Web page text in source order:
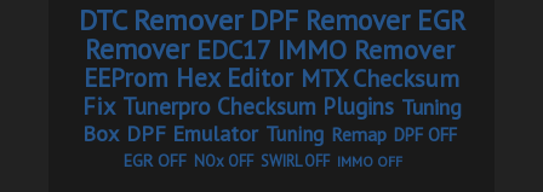
DTC Remover DPF Remover EGR
Remover EDC17 IMMO Remover
EEProm Hex Editor MTX Checksum
Fix Tunerpro Checksum Plugins Tuning
Box DPF Emulator Tuning Remap DPF OFF
EGR OFF NOx OFF SWIRL OFF IMMO OFF